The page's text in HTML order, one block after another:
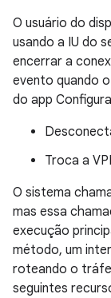
O usuário do
usando a IU do
encerrar a
evento quando
do app
Troca a
O sistema
mas essa
execução
método, um
roteando o
seguintes